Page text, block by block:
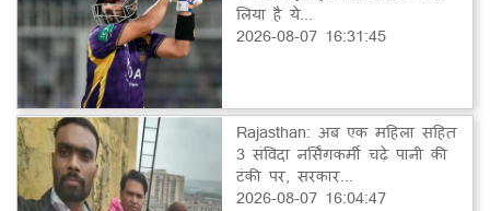
लिया है ये...
2026-08-07 16:31:45
Rajasthan: अब एक महिला सहित
3 संविदा नर्सिंगकर्मी चढ़े पानी की
टंकी पर, सरकार...
2026-08-07 16:04:47